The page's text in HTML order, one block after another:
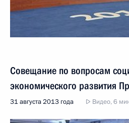
Совещание по вопросам
экономического развития
31 августа 2013 года Видео, 6